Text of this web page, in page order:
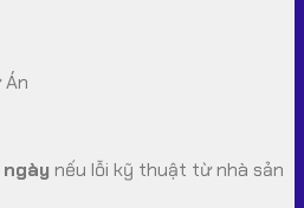
nếu lỗi kỹ thuật từ nhà sản